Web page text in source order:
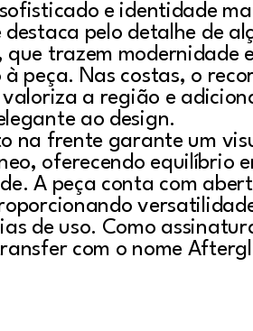
e identidade
pelo detalhe de
que trazem modernidade
peça. Nas costas, o
a região e
ao design.
na frente garante um
oferecendo equilíbrio
A peça conta com
de uso. Como
com o nome